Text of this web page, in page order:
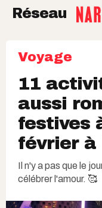
Réseau
Voyage
11
aussi
festives
février à
Il n'y a pas que le
célébrer l'amour. 🥰